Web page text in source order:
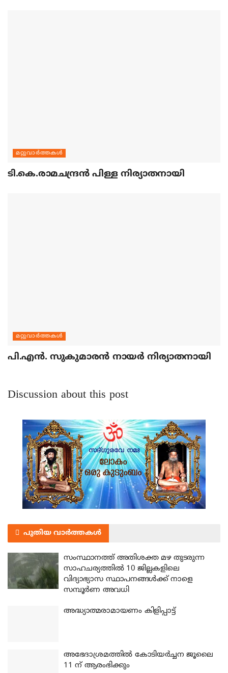
മറ്റുവാര്‍ത്തകള്‍
ടി.കെ.രാമചന്ദ്രന്‍ പിള്ള നിര്യാതനായി
മറ്റുവാര്‍ത്തകള്‍
പി.എന്‍. സുകുമാരന്‍ നായര്‍ നിര്യാതനായി
Discussion about this post
പുതിയ വാർത്തകൾ
സംസ്ഥാനത്ത് അതിശക്ത മഴ തുടരുന്ന
സാഹചര്യത്തിൽ 10 ജില്ലകളിലെ
വിദ്യാഭ്യാസ സ്ഥാപനങ്ങൾക്ക് നാളെ
സമ്പൂർണ അവധി
അദ്ധ്യാത്മരാമായണം കിളിപ്പാട്ട്
അഭേദാശ്രമത്തില്‍ കോടിയര്‍ച്ചന ജൂലൈ
11 ന് ആരംഭിക്കും